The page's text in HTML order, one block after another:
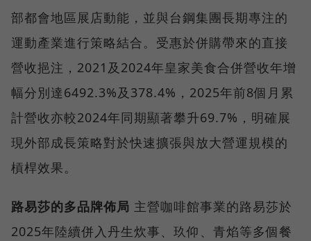
部都會地區展店動能，並與台鋼集團長期專注的
運動產業進行策略結合。受惠於併購帶來的直接
營收挹注，2021及2024年皇家美食合併營收年增
幅分別達6492.3%及378.4%，2025年前8個月累
計營收亦較2024年同期顯著攀升69.7%，明確展
現外部成長策略對於快速擴張與放大營運規模的
槓桿效果。
路易莎的多品牌佈局 主營咖啡館事業的路易莎於
2025年陸續併入丹生炊事、玖仰、青焰等多個餐